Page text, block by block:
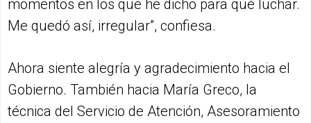
momentos en los que he dicho para qué luchar.
Me quedó así, irregular”, confiesa.
Ahora siente alegría y agradecimiento hacia el
Gobierno. También hacia María Greco, la
técnica del Servicio de Atención, Asesoramiento